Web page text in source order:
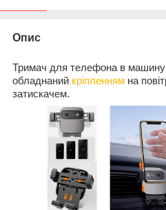
Опис
Тримач для телефона в
обладнаний кріпленням на
затискачем.